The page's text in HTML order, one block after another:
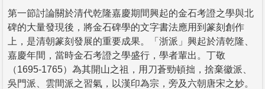
第一節討論關於清代乾隆嘉慶期間興起的金石考證之學與北
碑的大量發現後，將金石碑學的文字書法應用到篆刻創作
上，是清朝篆刻發展的重要成果。「浙派」興起於清乾隆、
嘉慶年間，當時金石考證之學盛行，學者輩出。丁敬
（1695-1765）為其開山之祖，用刀蒼勁頓拙，捨棄徽派、
吳門派、雲間派之習氣，以漢印為宗，旁及六朝唐宋之妙。